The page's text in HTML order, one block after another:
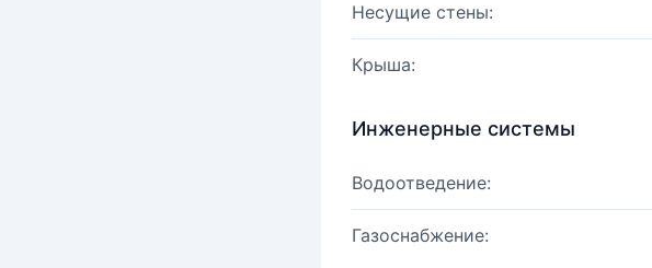
Несущие стены:
Крыша:
Инженерные системы
Водоотведение:
Газоснабжение: